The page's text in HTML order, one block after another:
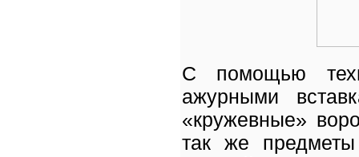
С помощью
ажурными
«кружевные»
так же